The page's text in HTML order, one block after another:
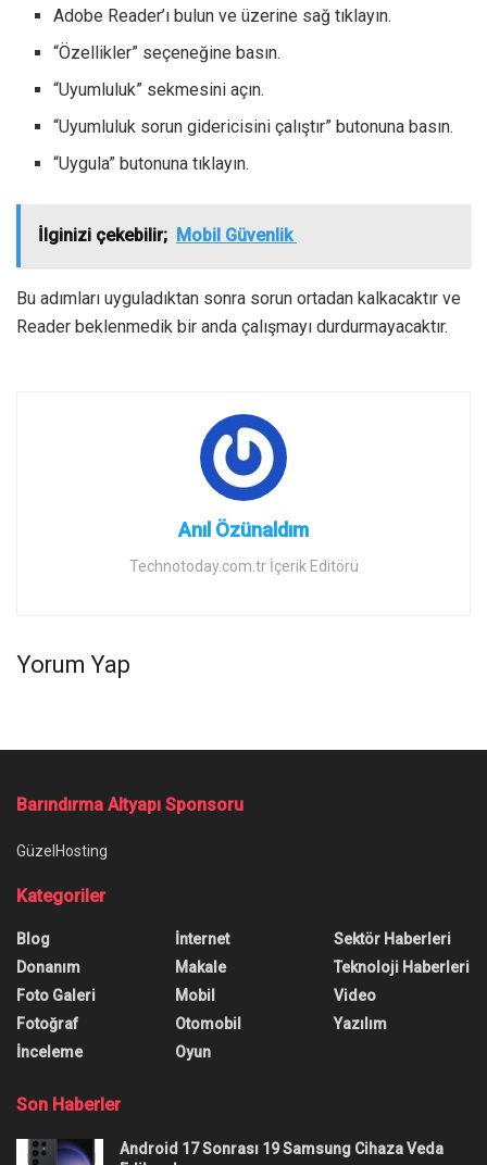
Adobe Reader’ı bulun ve üzerine sağ tıklayın.
“Özellikler” seçeneğine basın.
“Uyumluluk” sekmesini açın.
“Uyumluluk sorun gidericisini çalıştır” butonuna basın.
“Uygula” butonuna tıklayın.
İlginizi çekebilir; Mobil Güvenlik
Bu adımları uyguladıktan sonra sorun ortadan kalkacaktır ve
Reader beklenmedik bir anda çalışmayı durdurmayacaktır.
Anıl Özünaldım
Technotoday.com.tr İçerik Editörü
Yorum Yap
Barındırma Altyapı Sponsoru
GüzelHosting
Kategoriler
Blog
Donanım
Foto Galeri
Fotoğraf
İnceleme
İnternet
Makale
Mobil
Otomobil
Oyun
Sektör Haberleri
Teknoloji Haberleri
Video
Yazılım
Son Haberler
Android 17 Sonrası 19 Samsung Cihaza Veda